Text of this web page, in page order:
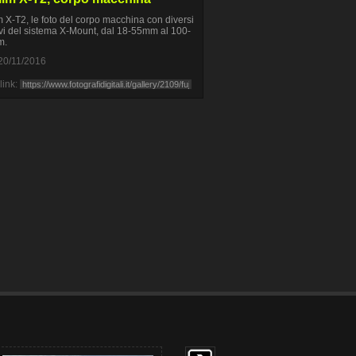
X-T2, le foto del corpo macchina con diversi
del sistema X-Mount, dal 18-55mm al 100-
11/2016